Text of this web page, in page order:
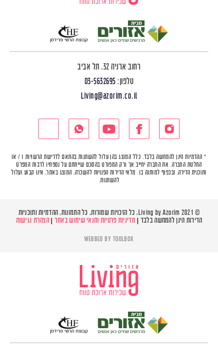
רחוב ארניה 32, תל אביב
טלפון: 03-5632695
Living@azorim.co.il
* ההדמיות הינן להמחשה בלבד. כלל המוצג בהן עלול להשתנות בהתאם לדרישת הרשויות ו / או
החלטת החברה. את החברה יחייב אך ורק המפורט בהסכם שייחתם על נספחיו לרבות המפרט
ותוכנית הדירה, ובכפוף למותנה בו. מלאי הדירות הפנויות להשכרה, המוצג באתר, אינו קבוע ועלול
להשתנות.
© Living by Azorim 2021, כל הזכויות שמורות, כל התמונות, ההדמיות ותוכניות
הדירות הינן להמחשה בלבד |
מדיניות פרטיות ותנאי שימוש באתר הצהרת נגישות
WEBBED BY TOOLBOX